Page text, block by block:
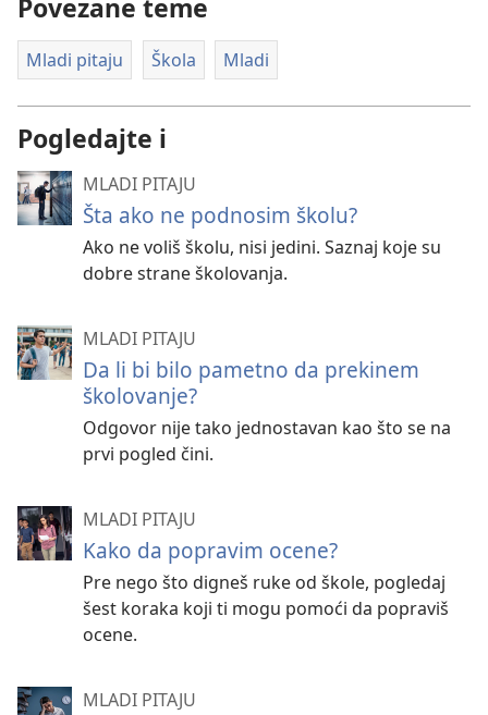
Povezane teme
Mladi pitaju Škola Mladi
Pogledajte i
MLADI PITAJU
Šta ako ne podnosim školu?
Ako ne voliš školu, nisi jedini. Saznaj koje su
dobre strane školovanja.
MLADI PITAJU
Da li bi bilo pametno da prekinem
školovanje?
Odgovor nije tako jednostavan kao što se na
prvi pogled čini.
MLADI PITAJU
Kako da popravim ocene?
Pre nego što digneš ruke od škole, pogledaj
šest koraka koji ti mogu pomoći da popraviš
ocene.
MLADI PITAJU